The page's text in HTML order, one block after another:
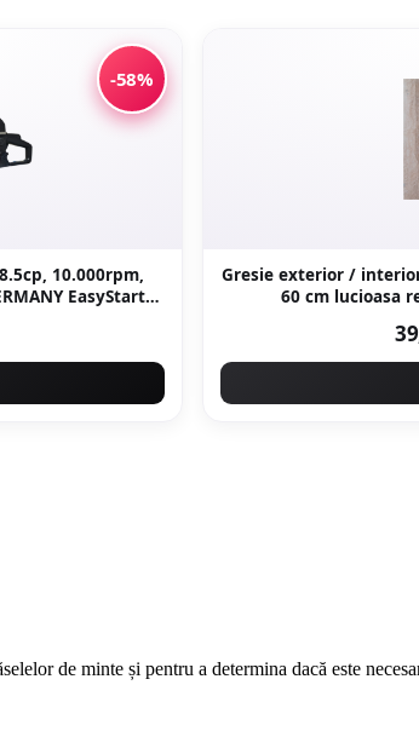
-58%
10.000rpm,
EasyStart
Gresie exterior / interior
de minte și pentru a determina dacă este